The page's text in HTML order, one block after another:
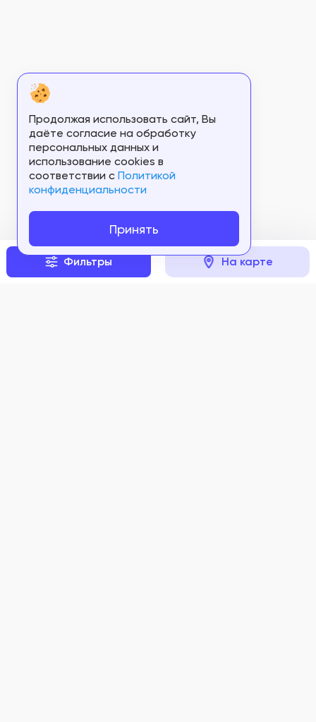
Фильтры На карте
Продолжая использовать сайт, Вы
даёте согласие на обработку
персональных данных и
использование cookies в
соответствии c Политикой
конфиденциальности
Принять